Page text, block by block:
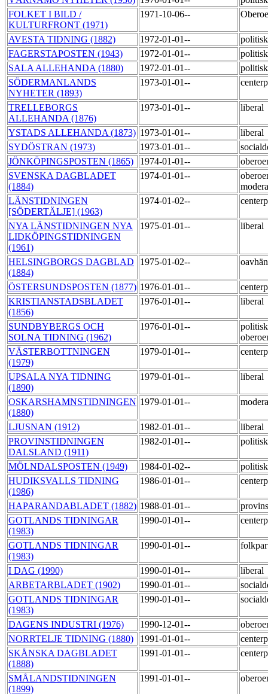
FOLKET I BILD /
KULTURFRONT (1971)
1971-10-06--
AVESTA TIDNING (1882) 1972-01-01--
FAGERSTAPOSTEN (1943)
1972-01-01--
SALA ALLEHANDA (1880)
1972-01-01--
SÖDERMANLANDS
NYHETER (1893)
1973-01-01--
TRELLEBORGS
ALLEHANDA (1876)
1973-01-01-- liberal
YSTADS ALLEHANDA (1873) 1973-01-01--
liberal
SYDÖSTRAN (1973)
1973-01-01--
JÖNKÖPINGSPOSTEN (1865)
1974-01-01--
SVENSKA DAGBLADET
(1884)
1974-01-01--
LÄNSTIDNINGEN
[SÖDERTÄLJE] (1963)
1974-01-02--
NYA LÄNSTIDNINGEN NYA
LIDKÖPINGSTIDNINGEN
(1961)
1975-01-01-- liberal
HELSINGBORGS DAGBLAD
(1884)
1975-01-02--
ÖSTERSUNDSPOSTEN (1877) 1976-01-01--
KRISTIANSTADSBLADET
(1856)
1976-01-01-- liberal
SUNDBYBERGS OCH
SOLNA TIDNING (1962)
1976-01-01--
VÄSTERBOTTNINGEN
(1979)
1979-01-01--
UPSALA NYA TIDNING
(1890)
1979-01-01-- liberal
OSKARSHAMNSTIDNINGEN
(1880)
1979-01-01--
LJUSNAN (1912) 1982-01-01--
liberal
PROVINSTIDNINGEN
DALSLAND (1911)
1982-01-01--
MÖLNDALSPOSTEN (1949) 1984-01-02--
HUDIKSVALLS TIDNING
(1986)
1986-01-01--
HAPARANDABLADET (1882) 1988-01-01--
GOTLANDS TIDNINGAR
(1983)
1990-01-01--
GOTLANDS TIDNINGAR
(1983)
1990-01-01--
I DAG (1990) 1990-01-01--
liberal
ARBETARBLADET (1902)
1990-01-01--
GOTLANDS TIDNINGAR
(1983)
1990-01-01--
DAGENS INDUSTRI (1976) 1990-12-01--
NORRTELJE TIDNING (1880)
1991-01-01--
SKÅNSKA DAGBLADET
(1888)
1991-01-01--
SMÅLANDSTIDNINGEN
(1899)
1991-01-01--